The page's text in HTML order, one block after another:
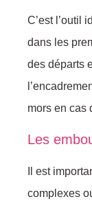
C’est l’outil
dans les
des départs
mors en cas
Les
Il est
complexes